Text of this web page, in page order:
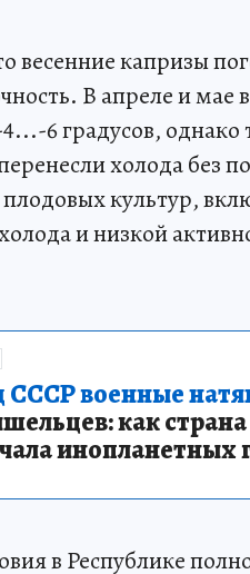
весенние капризы
В апреле и мае
6 градусов,
холода без
культур,
и низкой
СССР военные
как
инопланетных
в Республике